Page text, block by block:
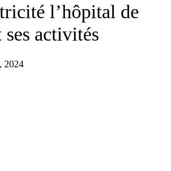
l’hôpital de
activités
2024